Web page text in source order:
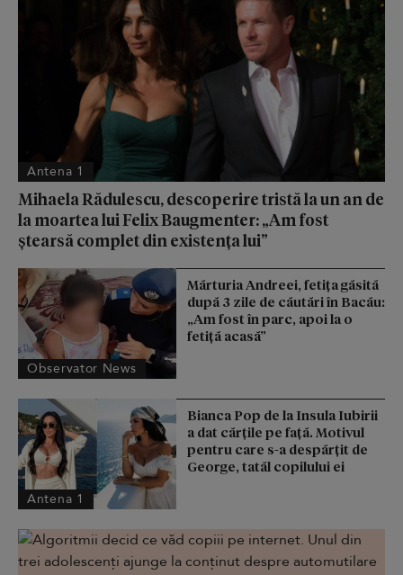
Antena 1
Mihaela Rădulescu, descoperire tristă la un an de
la moartea lui Felix Baugmenter: „Am fost
ștearsă complet din existența lui”
Observator News
Mărturia Andreei, fetiţa găsită
după 3 zile de căutări în Bacău:
„Am fost în parc, apoi la o
fetiţă acasă”
Antena 1
Bianca Pop de la Insula Iubirii
a dat cărțile pe față. Motivul
pentru care s-a despărțit de
George, tatăl copilului ei